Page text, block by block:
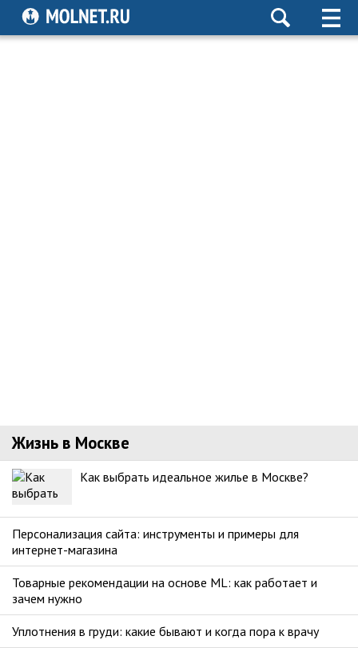
Жизнь в Москве
Как выбрать идеальное жилье в Москве?
Персонализация сайта: инструменты и примеры для
интернет-магазина
Товарные рекомендации на основе ML: как работает и
зачем нужно
Уплотнения в груди: какие бывают и когда пора к врачу